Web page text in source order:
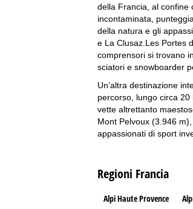
della Francia, al confine
incontaminata,
della natura e gli
e La Clusaz.Les Portes
comprensori si trovano
sciatori e snowboarder
Un’altra destinazione
percorso, lungo circa
vette altrettanto
Mont Pelvoux (3.946
appassionati di sport
Regioni Francia
Alpi Haute Provence